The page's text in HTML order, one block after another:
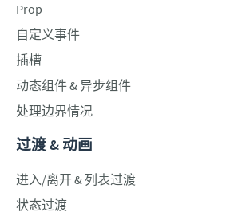
Prop
自定义事件
插槽
动态组件 & 异步组件
处理边界情况
过渡 & 动画
进入/离开 & 列表过渡
状态过渡